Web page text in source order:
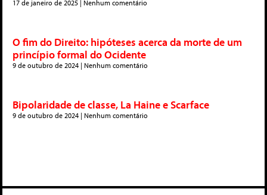
17 de janeiro de 2025 Nenhum comentário
O fim do Direito: hipóteses acerca da morte de um
princípio formal do Ocidente
9 de outubro de 2024 Nenhum comentário
Bipolaridade de classe, La Haine e Scarface
9 de outubro de 2024 Nenhum comentário